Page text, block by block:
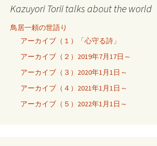
Kazuyori Torii talks about the world
鳥居一頼の世語り
アーカイブ（１）「心守る詩」
アーカイブ（２）2019年7月17日～
アーカイブ（３）2020年1月1日～
アーカイブ（４）2021年1月1日～
アーカイブ（５）2022年1月1日～